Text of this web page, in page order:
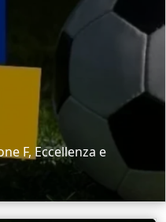
F, Eccellenza e